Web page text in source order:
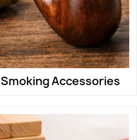
Smoking Accessories